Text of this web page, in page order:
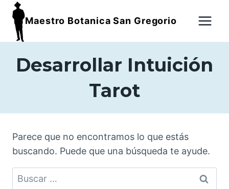
Maestro Botanica San Gregorio
Desarrollar Intuición
Tarot
Parece que no encontramos lo que estás
buscando. Puede que una búsqueda te ayude.